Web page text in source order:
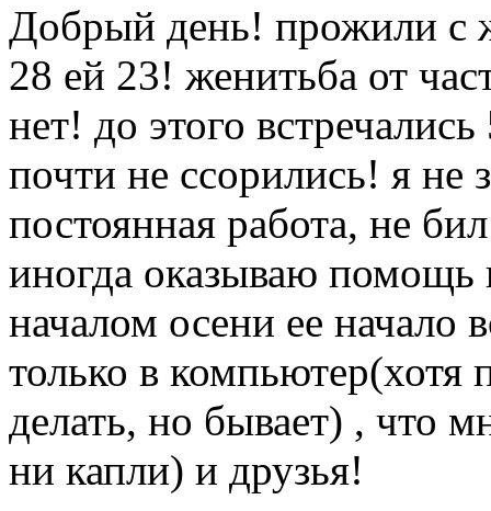
Добрый день! прожили с
28 ей 23! женитьба от
нет! до этого
почти не ссорились! я не
постоянная работа, не
иногда оказываю помощь
началом осени ее начало
только в компьютер(хотя
делать, но бывает) , что
ни капли) и друзья!